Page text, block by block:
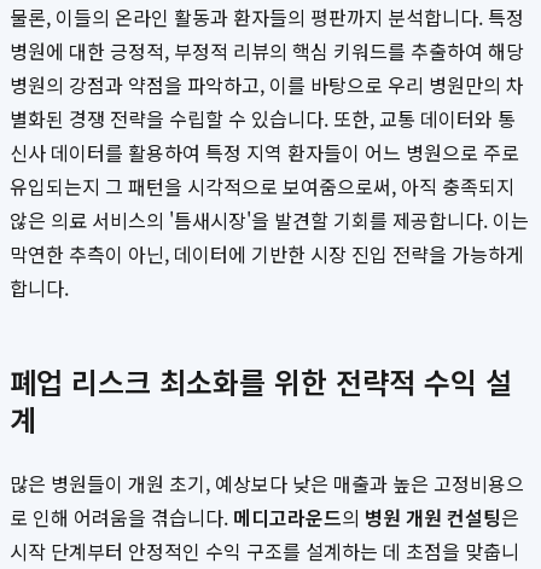
물론, 이들의 온라인 활동과 환자들의 평판까지 분석합니다. 특정
병원에 대한 긍정적, 부정적 리뷰의 핵심 키워드를 추출하여 해당
병원의 강점과 약점을 파악하고, 이를 바탕으로 우리 병원만의 차
별화된 경쟁 전략을 수립할 수 있습니다. 또한, 교통 데이터와 통
신사 데이터를 활용하여 특정 지역 환자들이 어느 병원으로 주로
유입되는지 그 패턴을 시각적으로 보여줌으로써, 아직 충족되지
않은 의료 서비스의 '틈새시장'을 발견할 기회를 제공합니다. 이는
막연한 추측이 아닌, 데이터에 기반한 시장 진입 전략을 가능하게
합니다.
폐업 리스크 최소화를 위한 전략적 수익 설
계
많은 병원들이 개원 초기, 예상보다 낮은 매출과 높은 고정비용으
로 인해 어려움을 겪습니다. 메디고라운드의 병원 개원 컨설팅은
시작 단계부터 안정적인 수익 구조를 설계하는 데 초점을 맞춥니